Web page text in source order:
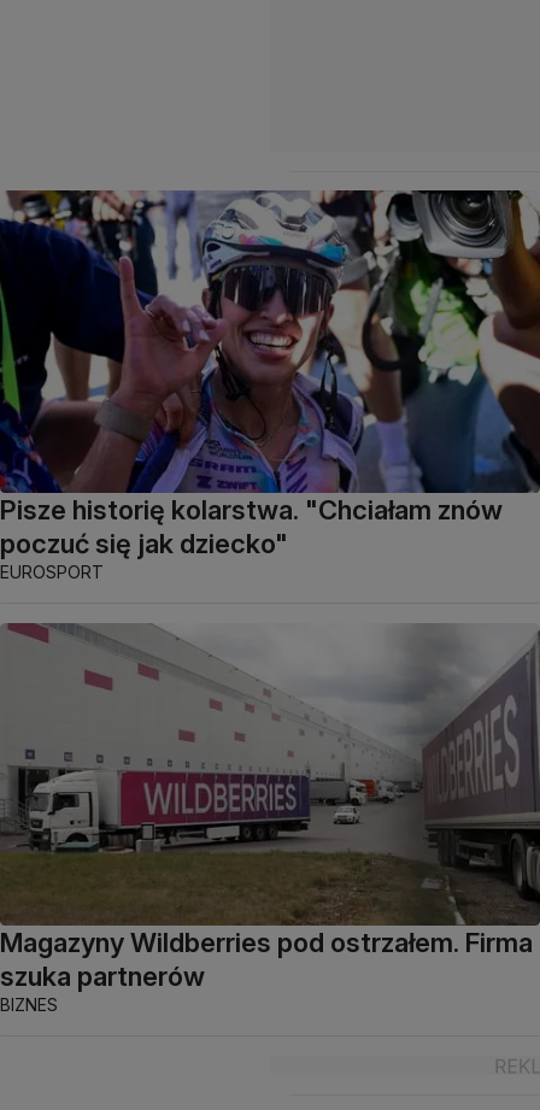
Pisze historię kolarstwa. "Chciałam znów
poczuć się jak dziecko"
EUROSPORT
Magazyny Wildberries pod ostrzałem. Firma
szuka partnerów
BIZNES